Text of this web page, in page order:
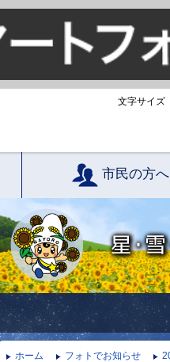
文字サイズ
市民の方へ
ホーム フォトでお知らせ